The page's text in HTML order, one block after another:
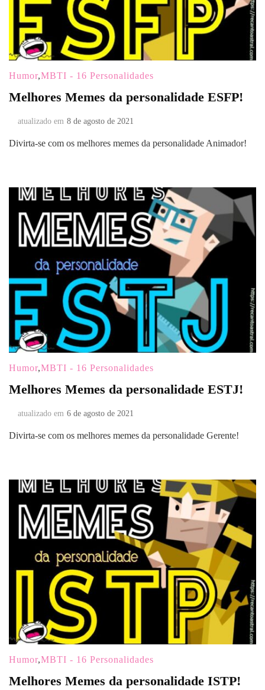
Humor,MBTI - 16 Personalidades
Melhores Memes da personalidade ESFP!
atualizado em 8 de agosto de 2021
Divirta-se com os melhores memes da personalidade Animador!
Humor,MBTI - 16 Personalidades
Melhores Memes da personalidade ESTJ!
atualizado em 6 de agosto de 2021
Divirta-se com os melhores memes da personalidade Gerente!
Humor,MBTI - 16 Personalidades
Melhores Memes da personalidade ISTP!